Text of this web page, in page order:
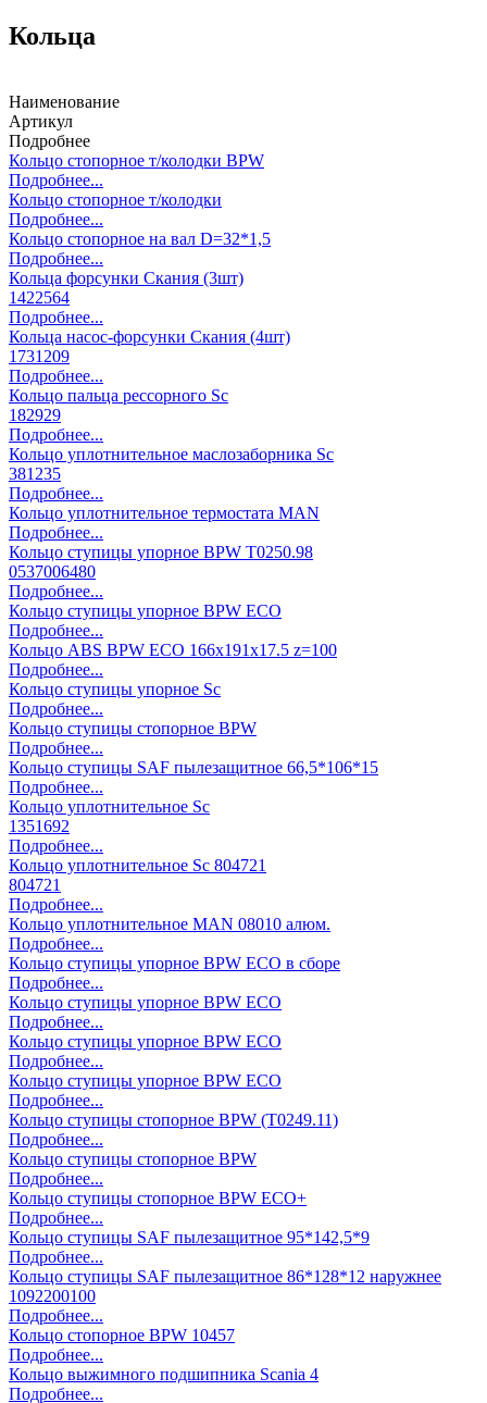
Кольца
Наименование
Артикул
Подробнее
Кольцо стопорное т/колодки BPW
Подробнее...
Кольцо стопорное т/колодки
Подробнее...
Кольцо стопорное на вал D=32*1,5
Подробнее...
Кольца форсунки Скания (3шт)
1422564
Подробнее...
Кольца насос-форсунки Скания (4шт)
1731209
Подробнее...
Кольцо пальца рессорного Sc
182929
Подробнее...
Кольцо уплотнительное маслозаборника Sc
381235
Подробнее...
Кольцо уплотнительное термостата MAN
Подробнее...
Кольцо ступицы упорное BPW T0250.98
0537006480
Подробнее...
Кольцо ступицы упорное BPW ECO
Подробнее...
Кольцо ABS BPW ECO 166x191x17.5 z=100
Подробнее...
Кольцо ступицы упорное Sc
Подробнее...
Кольцо ступицы стопорное BPW
Подробнее...
Кольцо ступицы SAF пылезащитное 66,5*106*15
Подробнее...
Кольцо уплотнительное Sc
1351692
Подробнее...
Кольцо уплотнительное Sc 804721
804721
Подробнее...
Кольцо уплотнительное MAN 08010 алюм.
Подробнее...
Кольцо ступицы упорное BPW ECO в сборе
Подробнее...
Кольцо ступицы упорное BPW ECO
Подробнее...
Кольцо ступицы упорное BPW ECO
Подробнее...
Кольцо ступицы упорное BPW ECO
Подробнее...
Кольцо ступицы стопорное BPW (T0249.11)
Подробнее...
Кольцо ступицы стопорное BPW
Подробнее...
Кольцо ступицы стопорное BPW ECO+
Подробнее...
Кольцо ступицы SAF пылезащитное 95*142,5*9
Подробнее...
Кольцо ступицы SAF пылезащитное 86*128*12 наружнее
1092200100
Подробнее...
Кольцо стопорное BPW 10457
Подробнее...
Кольцо выжимного подшипника Scania 4
Подробнее...